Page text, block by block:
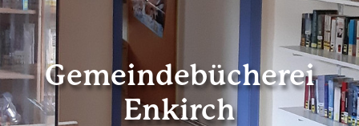
Gemeindebücherei
Enkirch